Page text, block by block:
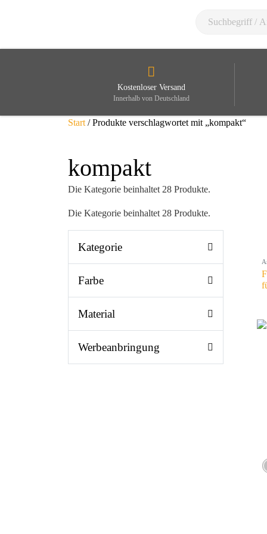
Kostenloser Versand
Innerhalb von Deutschland
Start / Produkte verschlagwortet mit „kompakt“
kompakt
Die Kategorie beinhaltet 28 Produkte.
Die Kategorie beinhaltet 28 Produkte.
Kategorie
Farbe
Material
Werbeanbringung